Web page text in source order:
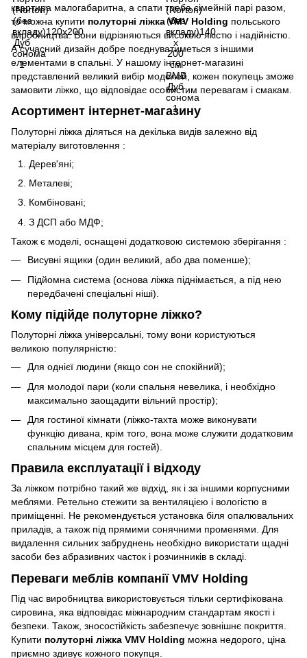
квартира малогабаритна, а спати треба сімейній парі разом,
то можна купити полуторні ліжка VMV Holding польського
виробництва. Вони відрізняються високою якістю і надійністю.
А сучасний дизайн добре поєднуватиметься з іншими
елементами в спальні. У нашому інтернет-магазині
представлений великий вибір моделей, кожен покупець зможе
замовити ліжко, що відповідає особистим перевагам і смакам.
Асортимент інтернет-магазину
Полуторні ліжка діляться на декілька видів залежно від
матеріалу виготовлення :
Дерев'яні;
Металеві;
Комбіновані;
З ДСП або МДФ;
Також є моделі, оснащені додатковою системою зберігання :
Висувні ящики (один великий, або два поменше);
Підйомна система (основа ліжка піднімається, а під нею
передбачені спеціальні ніші).
Кому підійде полуторне ліжко?
Полуторні ліжка універсальні, тому вони користуються
великою популярністю:
Для однієї людини (якщо сон не спокійний);
Для молодої пари (коли спальня невелика, і необхідно
максимально заощадити вільний простір);
Для гостиної кімнати (ліжко-тахта може виконувати
функцію дивана, крім того, вона може служити додатковим
спальним місцем для гостей).
Правила експлуатації і відходу
За ліжком потрібно такий же відхід, як і за іншими корпусними
меблями. Ретельно стежити за вентиляцією і вологістю в
приміщенні. Не рекомендується установка біля опалювальних
приладів, а також під прямими сонячними променями. Для
видалення сильних забруднень необхідно використати щадні
засоби без абразивних часток і розчинників в складі.
Переваги меблів компанії VMV Holding
Під час виробництва використовується тільки сертифікована
сировина, яка відповідає міжнародним стандартам якості і
безпеки. Також, зносостійкість забезпечує зовнішнє покриття.
Купити полуторні ліжка VMV Holding можна недорого, ціна
приємно здивує кожного покупця.